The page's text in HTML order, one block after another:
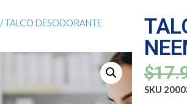
/ TALCO DESODORANTE
$
SKU